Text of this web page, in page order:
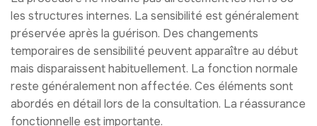
les structures internes. La sensibilité est généralement
préservée après la guérison. Des changements
temporaires de sensibilité peuvent apparaître au début
mais disparaissent habituellement. La fonction normale
reste généralement non affectée. Ces éléments sont
abordés en détail lors de la consultation. La réassurance
fonctionnelle est importante.